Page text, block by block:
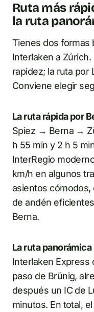
Ruta más
la ruta
Tienes dos formas
Interlaken a
rapidez; la ruta por
Conviene elegir
La ruta rápida por
Spiez → Berna →
h 55 min y 2 h 5
InterRegio
km/h en algunos
asientos cómodos,
de andén
Berna.
La ruta
Interlaken Express
paso de Brünig,
después un IC de
minutos. En total,